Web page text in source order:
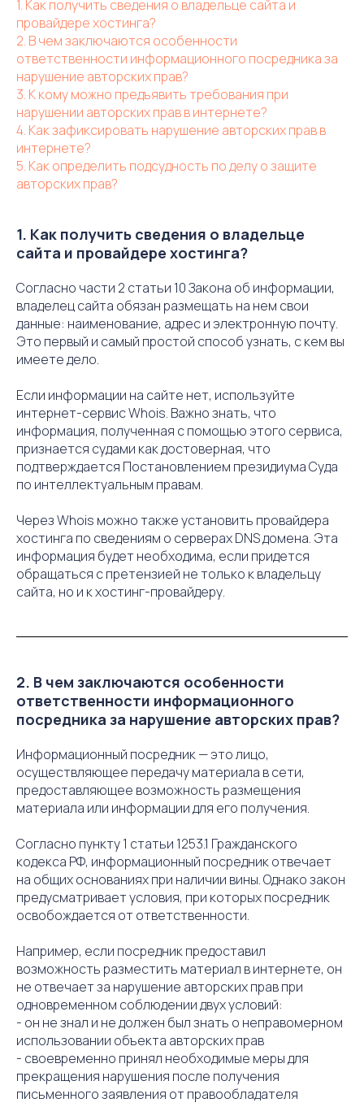
1. Как получить сведения о владельце сайта и
провайдере хостинга?
2. В чем заключаются особенности
ответственности информационного посредника за
нарушение авторских прав?
3. К кому можно предъявить требования при
нарушении авторских прав в интернете?
4. Как зафиксировать нарушение авторских прав в
интернете?
5. Как определить подсудность по делу о защите
авторских прав?
1. Как получить сведения о владельце
сайта и провайдере хостинга?
Согласно части 2 статьи 10 Закона об информации,
владелец сайта обязан размещать на нем свои
данные: наименование, адрес и электронную почту.
Это первый и самый простой способ узнать, с кем вы
имеете дело.
Если информации на сайте нет, используйте
интернет-сервис Whois. Важно знать, что
информация, полученная с помощью этого сервиса,
признается судами как достоверная, что
подтверждается Постановлением президиума Суда
по интеллектуальным правам.
Через Whois можно также установить провайдера
хостинга по сведениям о серверах DNS домена. Эта
информация будет необходима, если придется
обращаться с претензией не только к владельцу
сайта, но и к хостинг-провайдеру.
2. В чем заключаются особенности
ответственности информационного
посредника за нарушение авторских прав?
Информационный посредник — это лицо,
осуществляющее передачу материала в сети,
предоставляющее возможность размещения
материала или информации для его получения.
Согласно пункту 1 статьи 1253.1 Гражданского
кодекса РФ, информационный посредник отвечает
на общих основаниях при наличии вины. Однако закон
предусматривает условия, при которых посредник
освобождается от ответственности.
Например, если посредник предоставил
возможность разместить материал в интернете, он
не отвечает за нарушение авторских прав при
одновременном соблюдении двух условий:
- он не знал и не должен был знать о неправомерном
использовании объекта авторских прав
- своевременно принял необходимые меры для
прекращения нарушения после получения
письменного заявления от правообладателя